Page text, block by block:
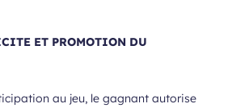
ET PROMOTION DU
au jeu, le gagnant autorise